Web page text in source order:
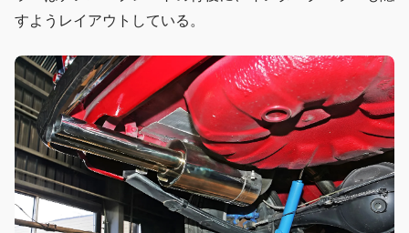
すようレイアウトしている。